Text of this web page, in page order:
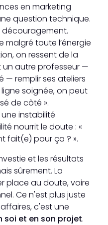
en marketing
question technique.
découragement.
malgré toute l’énergie
on ressent de la
autre professeur —
— remplir ses ateliers
soignée, on peut
de côté ».
instabilité
nourrit le doute : «
fait(e) pour ça ? ».
et les résultats
sûrement. La
place au doute, voire
Ce n'est plus juste
c'est une
soi et en son projet.